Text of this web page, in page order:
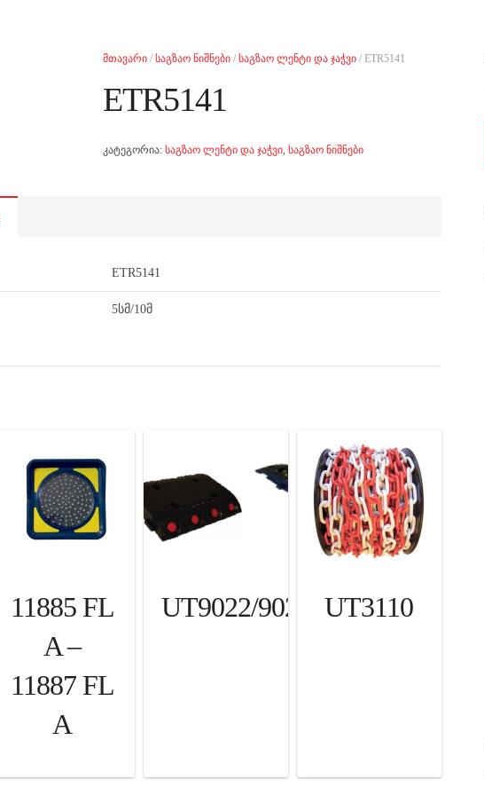
მთავარი / საგზაო ნიშნები / საგზაო ლენტი და ჯაჭვი / ETR5141
ETR5141
კატეგორია: საგზაო ლენტი და ჯაჭვი, საგზაო ნიშნები
ETR5141
5სმ/10მ
11885 FL
A –
11887 FL
A
UT9022/9023 UT3110